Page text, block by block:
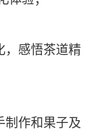
，感悟茶道精
制作和果子及